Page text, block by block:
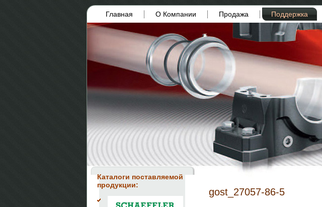
Главная О Компании Продажа Поддержка
Каталоги поставляемой
продукции:
gost_27057-86-5